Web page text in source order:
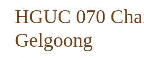
HGUC 070
Gelgoong